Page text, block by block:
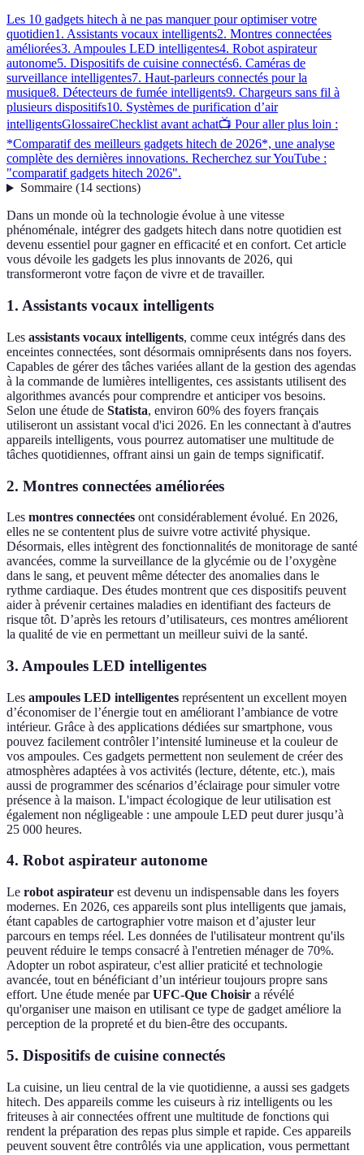
Les 10 gadgets hitech à ne pas manquer pour optimiser votre
quotidien1. Assistants vocaux intelligents2. Montres connectées
améliorées3. Ampoules LED intelligentes4. Robot aspirateur
autonome5. Dispositifs de cuisine connectés6. Caméras de
surveillance intelligentes7. Haut-parleurs connectés pour la
musique8. Détecteurs de fumée intelligents9. Chargeurs sans fil à
plusieurs dispositifs10. Systèmes de purification d’air
intelligentsGlossaireChecklist avant achat📺 Pour aller plus loin :
*Comparatif des meilleurs gadgets hitech de 2026*, une analyse
complète des dernières innovations. Recherchez sur YouTube :
"comparatif gadgets hitech 2026".
Sommaire(14 sections)
Dans un monde où la technologie évolue à une vitesse
phénoménale, intégrer des gadgets hitech dans notre quotidien est
devenu essentiel pour gagner en efficacité et en confort. Cet article
vous dévoile les gadgets les plus innovants de 2026, qui
transformeront votre façon de vivre et de travailler.
1. Assistants vocaux intelligents
Les assistants vocaux intelligents, comme ceux intégrés dans des
enceintes connectées, sont désormais omniprésents dans nos foyers.
Capables de gérer des tâches variées allant de la gestion des agendas
à la commande de lumières intelligentes, ces assistants utilisent des
algorithmes avancés pour comprendre et anticiper vos besoins.
Selon une étude de Statista, environ 60% des foyers français
utiliseront un assistant vocal d'ici 2026. En les connectant à d'autres
appareils intelligents, vous pourrez automatiser une multitude de
tâches quotidiennes, offrant ainsi un gain de temps significatif.
2. Montres connectées améliorées
Les montres connectées ont considérablement évolué. En 2026,
elles ne se contentent plus de suivre votre activité physique.
Désormais, elles intègrent des fonctionnalités de monitorage de santé
avancées, comme la surveillance de la glycémie ou de l’oxygène
dans le sang, et peuvent même détecter des anomalies dans le
rythme cardiaque. Des études montrent que ces dispositifs peuvent
aider à prévenir certaines maladies en identifiant des facteurs de
risque tôt. D’après les retours d’utilisateurs, ces montres améliorent
la qualité de vie en permettant un meilleur suivi de la santé.
3. Ampoules LED intelligentes
Les ampoules LED intelligentes représentent un excellent moyen
d’économiser de l’énergie tout en améliorant l’ambiance de votre
intérieur. Grâce à des applications dédiées sur smartphone, vous
pouvez facilement contrôler l’intensité lumineuse et la couleur de
vos ampoules. Ces gadgets permettent non seulement de créer des
atmosphères adaptées à vos activités (lecture, détente, etc.), mais
aussi de programmer des scénarios d’éclairage pour simuler votre
présence à la maison. L'impact écologique de leur utilisation est
également non négligeable : une ampoule LED peut durer jusqu’à
25 000 heures.
4. Robot aspirateur autonome
Le robot aspirateur est devenu un indispensable dans les foyers
modernes. En 2026, ces appareils sont plus intelligents que jamais,
étant capables de cartographier votre maison et d’ajuster leur
parcours en temps réel. Les données de l'utilisateur montrent qu'ils
peuvent réduire le temps consacré à l'entretien ménager de 70%.
Adopter un robot aspirateur, c'est allier praticité et technologie
avancée, tout en bénéficiant d’un intérieur toujours propre sans
effort. Une étude menée parUFC-Que Choisir a révélé
qu'organiser une maison en utilisant ce type de gadget améliore la
perception de la propreté et du bien-être des occupants.
5. Dispositifs de cuisine connectés
La cuisine, un lieu central de la vie quotidienne, a aussi ses gadgets
hitech. Des appareils comme les cuiseurs à riz intelligents ou les
friteuses à air connectées offrent une multitude de fonctions qui
rendent la préparation des repas plus simple et rapide. Ces appareils
peuvent souvent être contrôlés via une application, vous permettant